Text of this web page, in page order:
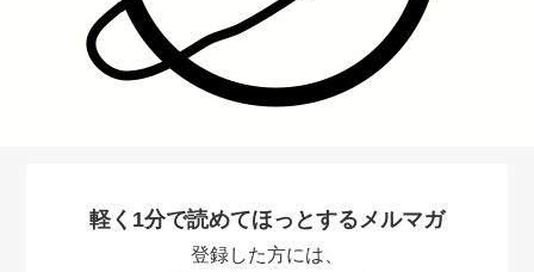
軽く1分で読めてほっとするメルマガ
登録した方には、